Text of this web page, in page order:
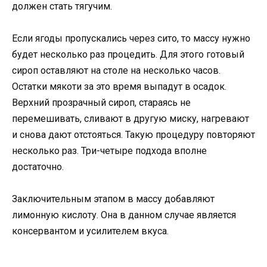
должен стать тягучим.
Если ягоды пропускались через сито, то массу нужно
будет несколько раз процедить. Для этого готовый
сироп оставляют на столе на несколько часов.
Остатки мякоти за это время выпадут в осадок.
Верхний прозрачный сироп, стараясь не
перемешивать, сливают в другую миску, нагревают
и снова дают отстояться. Такую процедуру повторяют
несколько раз. Три-четыре подхода вполне
достаточно.
Заключительным этапом в массу добавляют
лимонную кислоту. Она в данном случае является
консервантом и усилителем вкуса.